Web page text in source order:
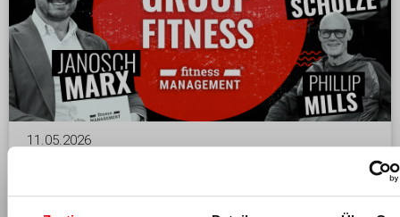
11.05.2026
Podcastfolge über Group Fitness, Community,